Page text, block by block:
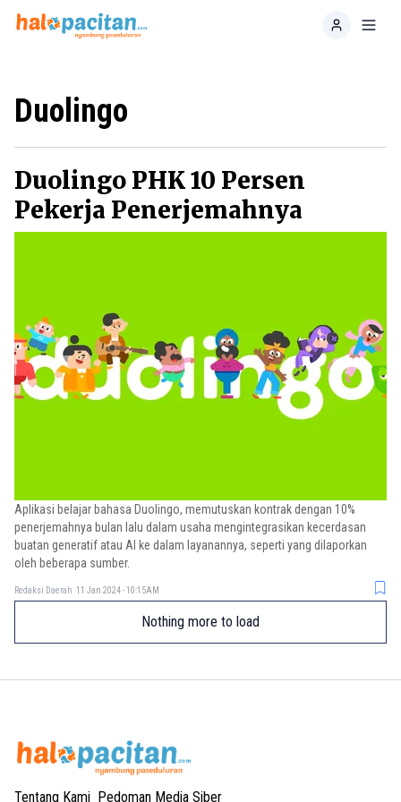
Home
Duolingo
Duolingo PHK 10 Persen
Pekerja Penerjemahnya
Aplikasi belajar bahasa Duolingo, memutuskan kontrak dengan 10%
penerjemahnya bulan lalu dalam usaha mengintegrasikan kecerdasan
buatan generatif atau AI ke dalam layanannya, seperti yang dilaporkan
oleh beberapa sumber.
Redaksi Daerah 11 Jan 2024 - 10:15AM
Nothing more to load
Tentang Kami Pedoman Media Siber